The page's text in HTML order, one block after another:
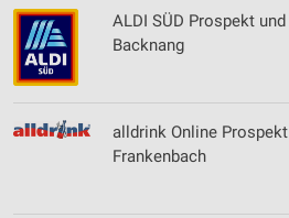
ALDI SÜD Prospekt
Backnang
alldrink Online
Frankenbach